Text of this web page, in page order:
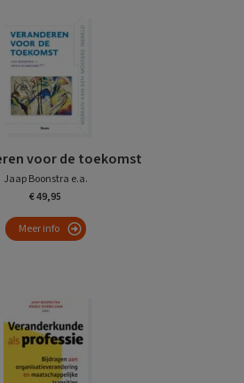
voor de toekomst
Jaap Boonstra e.a.
€ 49,95
Meer info